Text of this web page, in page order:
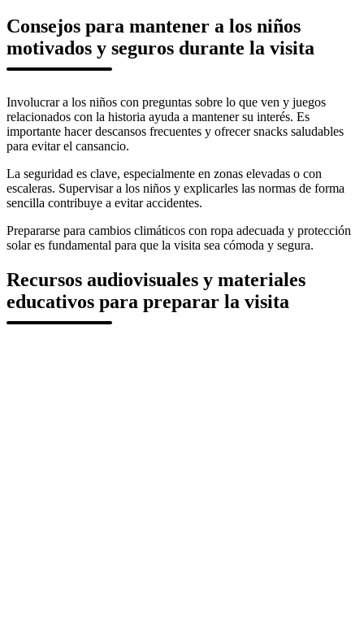
Consejos para mantener a los niños
motivados y seguros durante la visita
Involucrar a los niños con preguntas sobre lo que ven y juegos
relacionados con la historia ayuda a mantener su interés. Es
importante hacer descansos frecuentes y ofrecer snacks saludables
para evitar el cansancio.
La seguridad es clave, especialmente en zonas elevadas o con
escaleras. Supervisar a los niños y explicarles las normas de forma
sencilla contribuye a evitar accidentes.
Prepararse para cambios climáticos con ropa adecuada y protección
solar es fundamental para que la visita sea cómoda y segura.
Recursos audiovisuales y materiales
educativos para preparar la visita